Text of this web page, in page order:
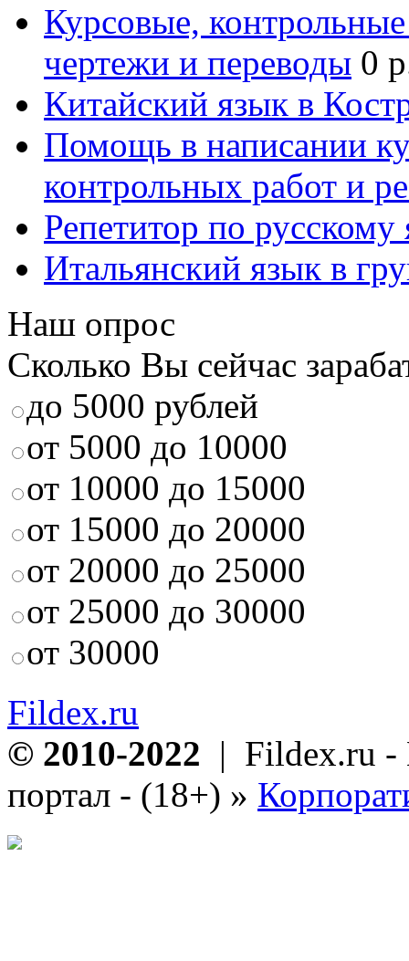
Курсовые,
чертежи и переводы 0
Китайский язык в
Помощь в написании
контрольных работ и
Репетитор по русскому
Итальянский язык в
Наш опрос
Сколько Вы сейчас
до 5000 рублей
от 5000 до 10000
от 10000 до 15000
от 15000 до 20000
от 20000 до 25000
от 25000 до 30000
от 30000
Fildex.ru
© 2010-2022 | Fildex.ru -
портал - (18+) »